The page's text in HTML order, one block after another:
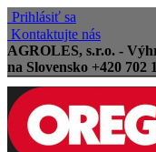
Prihlásiť sa
Kontaktujte nás
AGROLES, s.r.o. -
na Slovensko +420 702